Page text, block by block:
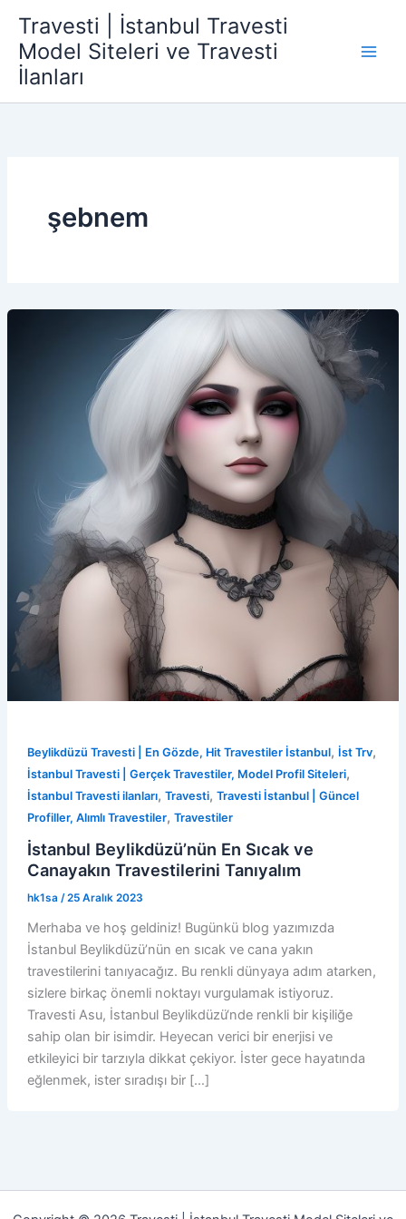
Travesti | İstanbul Travesti
Model Siteleri ve Travesti
İlanları
şebnem
Beylikdüzü Travesti | En Gözde, Hit Travestiler İstanbul, İst Trv,
İstanbul Travesti | Gerçek Travestiler, Model Profil Siteleri,
İstanbul Travesti ilanları, Travesti, Travesti İstanbul | Güncel
Profiller, Alımlı Travestiler, Travestiler
İstanbul Beylikdüzü’nün En Sıcak ve
Canayakın Travestilerini Tanıyalım
hk1sa /25 Aralık 2023
Merhaba ve hoş geldiniz! Bugünkü blog yazımızda
İstanbul Beylikdüzü’nün en sıcak ve cana yakın
travestilerini tanıyacağız. Bu renkli dünyaya adım atarken,
sizlere birkaç önemli noktayı vurgulamak istiyoruz.
Travesti Asu, İstanbul Beylikdüzü‘nde renkli bir kişiliğe
sahip olan bir isimdir. Heyecan verici bir enerjisi ve
etkileyici bir tarzıyla dikkat çekiyor. İster gece hayatında
eğlenmek, ister sıradışı bir […]